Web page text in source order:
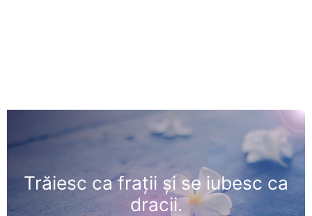
Trăiesc ca fraţii şi se iubesc ca
dracii.